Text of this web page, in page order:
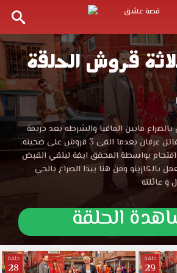
مسلسل
ثلاثة
قروش
الحلقة
مدبلجة
قصة
قروش الحلقة
مسلسل
ثلاثة
قروش
الحلقة
12
قصة
عشق
مشاهدة
وتحميل
المسلسل
مابين المافيا والشرطه بعد جريمة
القتل الذي ارتكبها القاتل عرفان بعدما القى 3 قروش على ضحيته،
بواسطة المحقق ايفة ليلقي القبض
بالكازينو ومن هنا يبدا الصراع بالحي
الحلقة
حلقة
29
حلقة
28